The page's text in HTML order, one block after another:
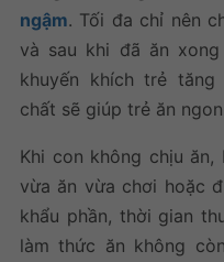
ngậm. Tối đa chỉ nên
và sau khi đã ăn
khuyến khích trẻ
chất sẽ giúp trẻ ăn
Khi con không chịu
vừa ăn vừa chơi hoặc
khẩu phần, thời gian
làm thức ăn không